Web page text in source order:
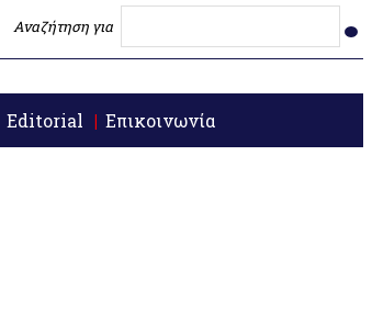
Αναζήτηση για
Editorial Επικοινωνία